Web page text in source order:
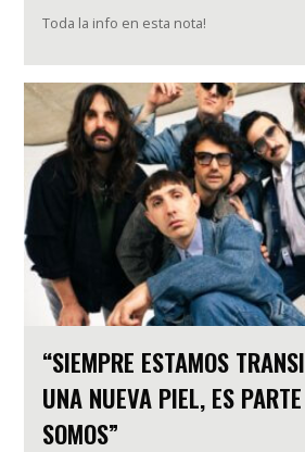
Toda la info en esta nota!
“SIEMPRE ESTAMOS
UNA NUEVA PIEL, ES
SOMOS”